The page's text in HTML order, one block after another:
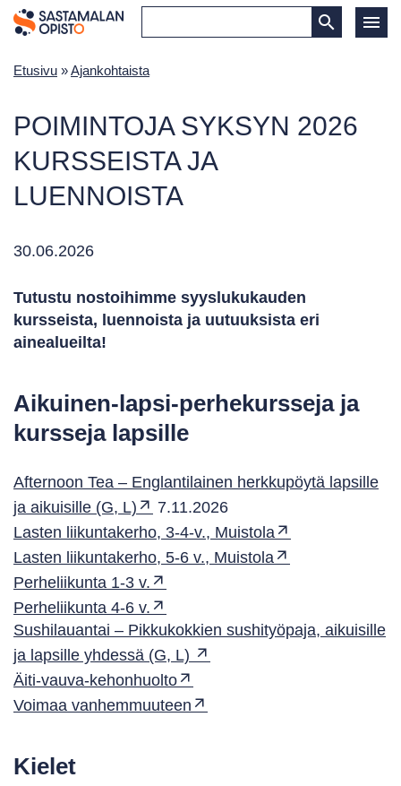
Etusivu »Ajankohtaista
POIMINTOJA SYKSYN 2026
KURSSEISTA JA
LUENNOISTA
30.06.2026
Tutustu nostoihimme syyslukukauden
kursseista, luennoista ja uutuuksista eri
ainealueilta!
Aikuinen-lapsi-perhekursseja ja
kursseja lapsille
Afternoon Tea – Englantilainen herkkupöytä lapsille
ja aikuisille (G, L)
7.11.2026
Lasten liikuntakerho, 3-4-v., Muistola
Lasten liikuntakerho, 5-6 v., Muistola
Perheliikunta 1-3 v.
Perheliikunta 4-6 v.
Sushilauantai – Pikkukokkien sushityöpaja, aikuisille
ja lapsille yhdessä (G, L)
Äiti-vauva-kehonhuolto
Voimaa vanhemmuuteen
Kielet